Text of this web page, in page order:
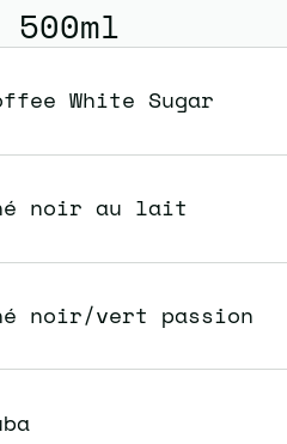
White Sugar
noir au lait
noir/vert passion